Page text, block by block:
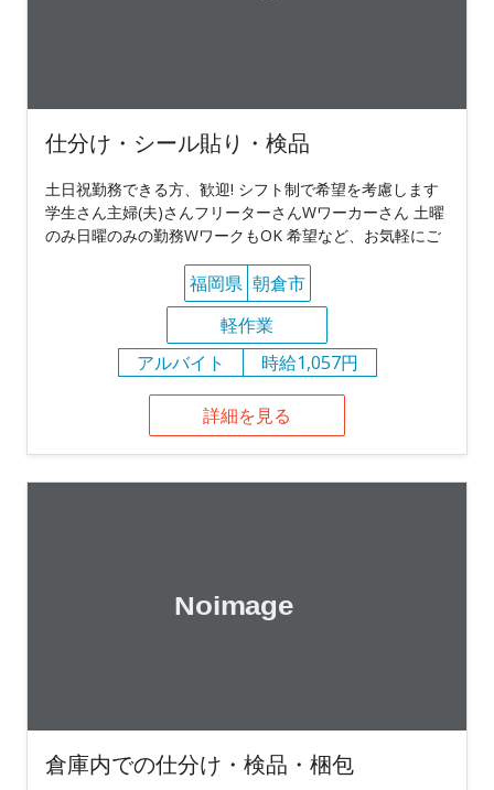
仕分け・シール貼り・検品
土日祝勤務できる方、歓迎! シフト制で希望を考慮します
学生さん主婦(夫)さんフリーターさんWワーカーさん 土曜
のみ日曜のみの勤務WワークもOK 希望など、お気軽にご
福岡県 朝倉市
軽作業
アルバイト
時給1,057円
詳細を見る
倉庫内での仕分け・検品・梱包